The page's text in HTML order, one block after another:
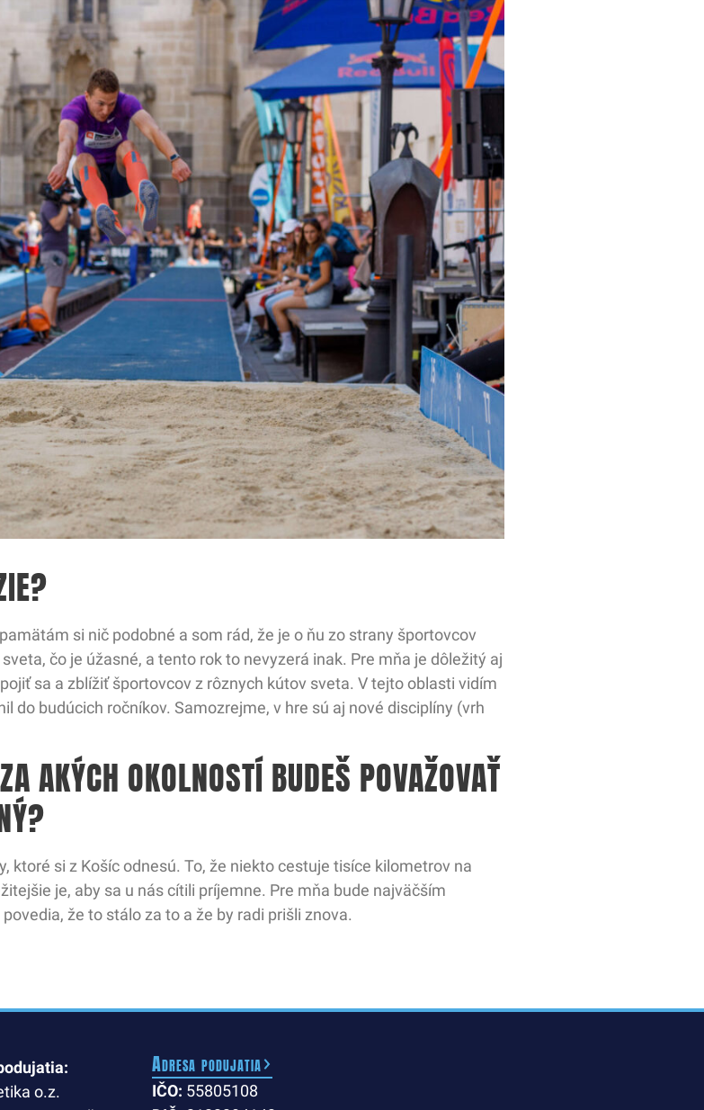
si nič podobné a som rád, že je o ňu zo strany športovcov
čo je úžasné, a tento rok to nevyzerá inak. Pre mňa je dôležitý aj
sa a zblížiť športovcov z rôznych kútov sveta. V tejto oblasti vidím
do budúcich ročníkov. Samozrejme, v hre sú aj nové disciplíny (vrh
AKÝCH OKOLNOSTÍ BUDEŠ POVAŽOVAŤ
ktoré si z Košíc odnesú. To, že niekto cestuje tisíce kilometrov na
je, aby sa u nás cítili príjemne. Pre mňa bude najväčším
že to stálo za to a že by radi prišli znova.
o.z.
IČO: 55805108
Adresa podujatia